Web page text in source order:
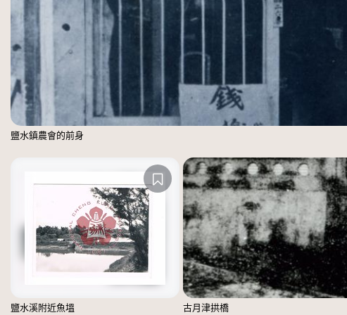
鹽水鎮農會的前身
鹽水溪附近魚塭 古月津拱橋